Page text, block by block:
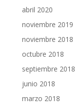
abril 2020
noviembre 2019
noviembre 2018
octubre 2018
septiembre 2018
junio 2018
marzo 2018